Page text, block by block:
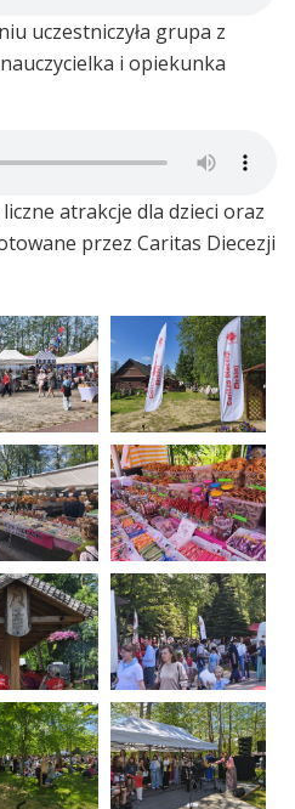
uczestniczyła grupa z
i opiekunka
atrakcje dla dzieci oraz
przez Caritas Diecezji